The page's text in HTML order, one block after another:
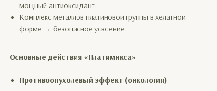
мощный антиоксидант.
Комплекс металлов платиновой группы в хелатной
форме → безопасное усвоение.
Основные действия «Платимикса»
Противоопухолевый эффект (онкология)